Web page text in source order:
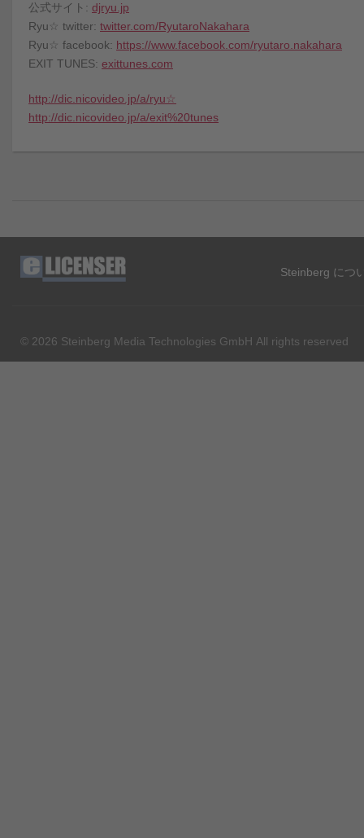
公式サイト: djryu.jp
Ryu☆ twitter: twitter.com/RyutaroNakahara
Ryu☆ facebook: https://www.facebook.com/ryutaro.nakahara
EXIT TUNES: exittunes.com
http://dic.nicovideo.jp/a/ryu☆
http://dic.nicovideo.jp/a/exit%20tunes
Steinberg につ
© 2026 Steinberg Media Technologies GmbH All rights reserved